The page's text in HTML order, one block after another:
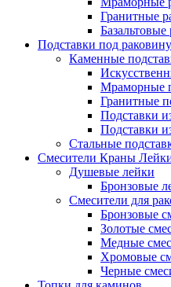
Гранитные
Подставки под раковину
Каменные
Мраморные
Гранитные
Подставки
Подставки
Стальные
Смесители Краны
Душевые лейки
Бронзовые
Смесители для
Бронзовые
Золотые
Медные
Хромовые
Черные